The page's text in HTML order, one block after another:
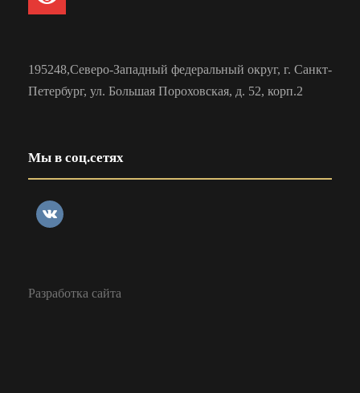
195248,Северо-Западный федеральный округ, г. Санкт-
Петербург, ул. Большая Пороховская, д. 52, корп.2
Мы в соц.сетях
Разработка сайта